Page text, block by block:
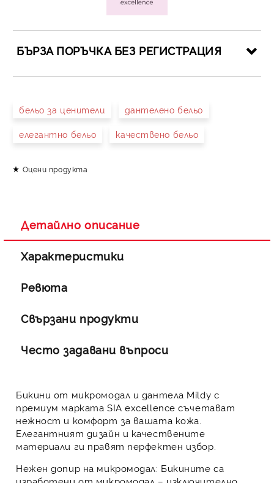
БЪРЗА ПОРЪЧКА БЕЗ РЕГИСТРАЦИЯ
бельо за ценители дантелено бельо
елегантно бельо качествено бельо
Оцени продукта
Детайлно описание
Характеристики
Ревюта
Свързани продукти
Често задавани въпроси
Бикини от микромодал и дантела Mildy с
премиум марката SIA excellence съчетават
нежност и комфорт за вашата кожа.
Елегантният дизайн и качествените
материали ги правят перфектен избор.
Нежен допир на микромодал: Бикините са